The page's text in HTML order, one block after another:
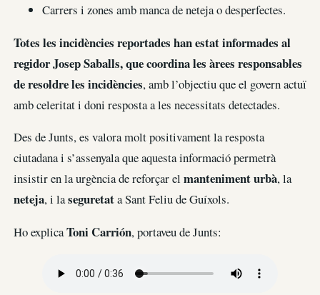
Carrers i zones amb manca de neteja o desperfectes.
Totes les incidències reportades han estat informades al
regidor Josep Saballs, que coordina les àrees responsables
de resoldre les incidències, amb l’objectiu que el govern actuï
amb celeritat i doni resposta a les necessitats detectades.
Des de Junts, es valora molt positivament la resposta
ciutadana i s’assenyala que aquesta informació permetrà
insistir en la urgència de reforçar el manteniment urbà, la
neteja, i laseguretata Sant Feliu de Guíxols.
Ho explicaToni Carrión, portaveu de Junts: